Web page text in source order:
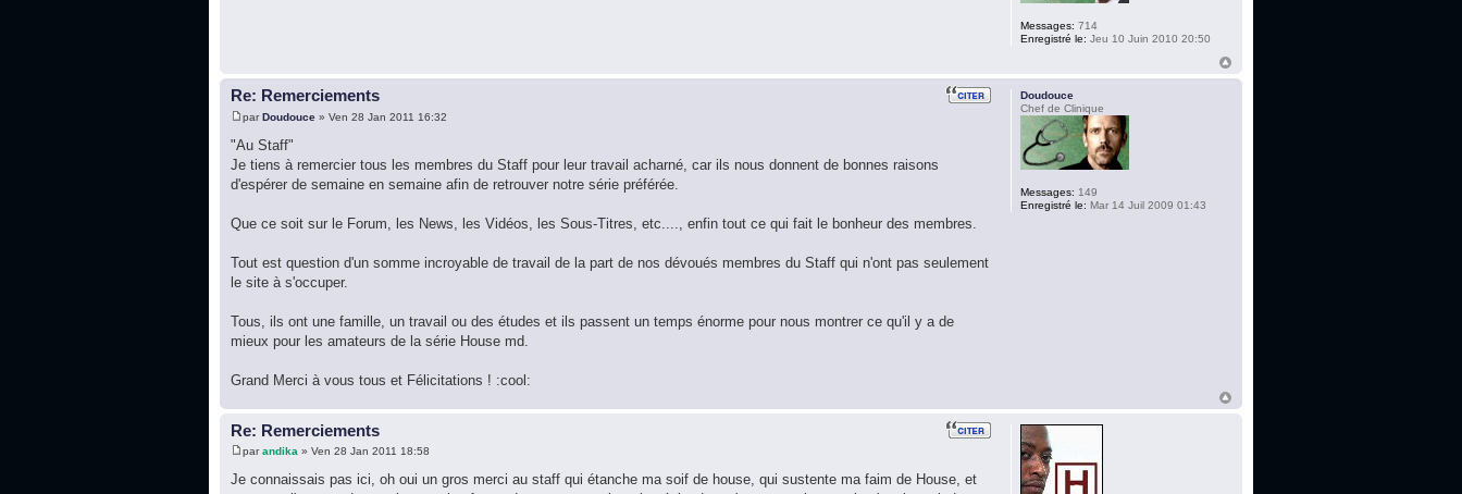
Messages: 714
Enregistré le: Jeu 10 Juin 2010 20:50
Re: Remerciements
parDoudouce » Ven 28 Jan 2011 16:32
"Au Staff"
Je tiens à remercier tous les membres du Staff pour leur travail acharné, car ils nous donnent de bonnes raisons
d'espérer de semaine en semaine afin de retrouver notre série préférée.
Que ce soit sur le Forum, les News, les Vidéos, les Sous-Titres, etc...., enfin tout ce qui fait le bonheur des membres.
Tout est question d'un somme incroyable de travail de la part de nos dévoués membres du Staff qui n'ont pas seulement
le site à s'occuper.
Tous, ils ont une famille, un travail ou des études et ils passent un temps énorme pour nous montrer ce qu'il y a de
mieux pour les amateurs de la série House md.
Grand Merci à vous tous et Félicitations ! :cool:
Doudouce
Chef de Clinique
Messages: 149
Enregistré le: Mar 14 Juil 2009 01:43
Re: Remerciements
parandika » Ven 28 Jan 2011 18:58
Je connaissais pas ici, oh oui un gros merci au staff qui étanche ma soif de house, qui sustente ma faim de House, et